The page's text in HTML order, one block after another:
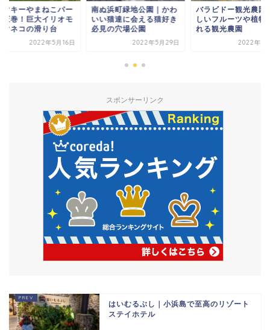
マキーやまねこパー
圧巻！巨大イリオモ
マネコの滑り台
2022年5月16日
南ぬ浜町緑地公園｜かわ
いい猫達に会える猫好き
必見の穴場公園
2022年5月29日
バラビドー観光農園
しいフルーツや植物
れる観光農園
2022年6
スポンサーリンク
はいむるぶし｜小浜島で至高のリゾート
ステイホテル